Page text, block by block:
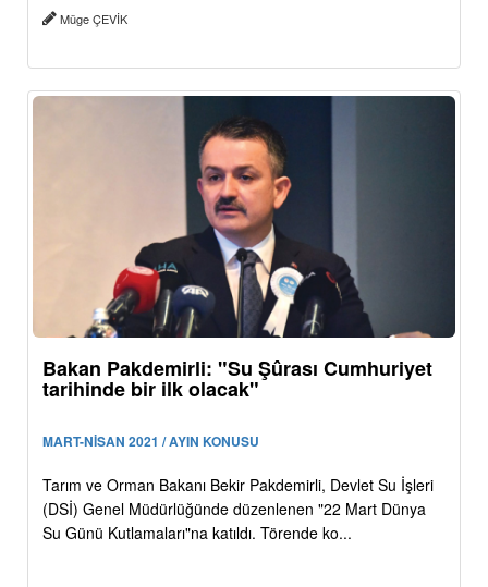
Müge ÇEVİK
Bakan Pakdemirli: "Su Şûrası Cumhuriyet
tarihinde bir ilk olacak"
MART-NİSAN 2021 / AYIN KONUSU
Tarım ve Orman Bakanı Bekir Pakdemirli, Devlet Su İşleri
(DSİ) Genel Müdürlüğünde düzenlenen "22 Mart Dünya
Su Günü Kutlamaları"na katıldı. Törende ko...